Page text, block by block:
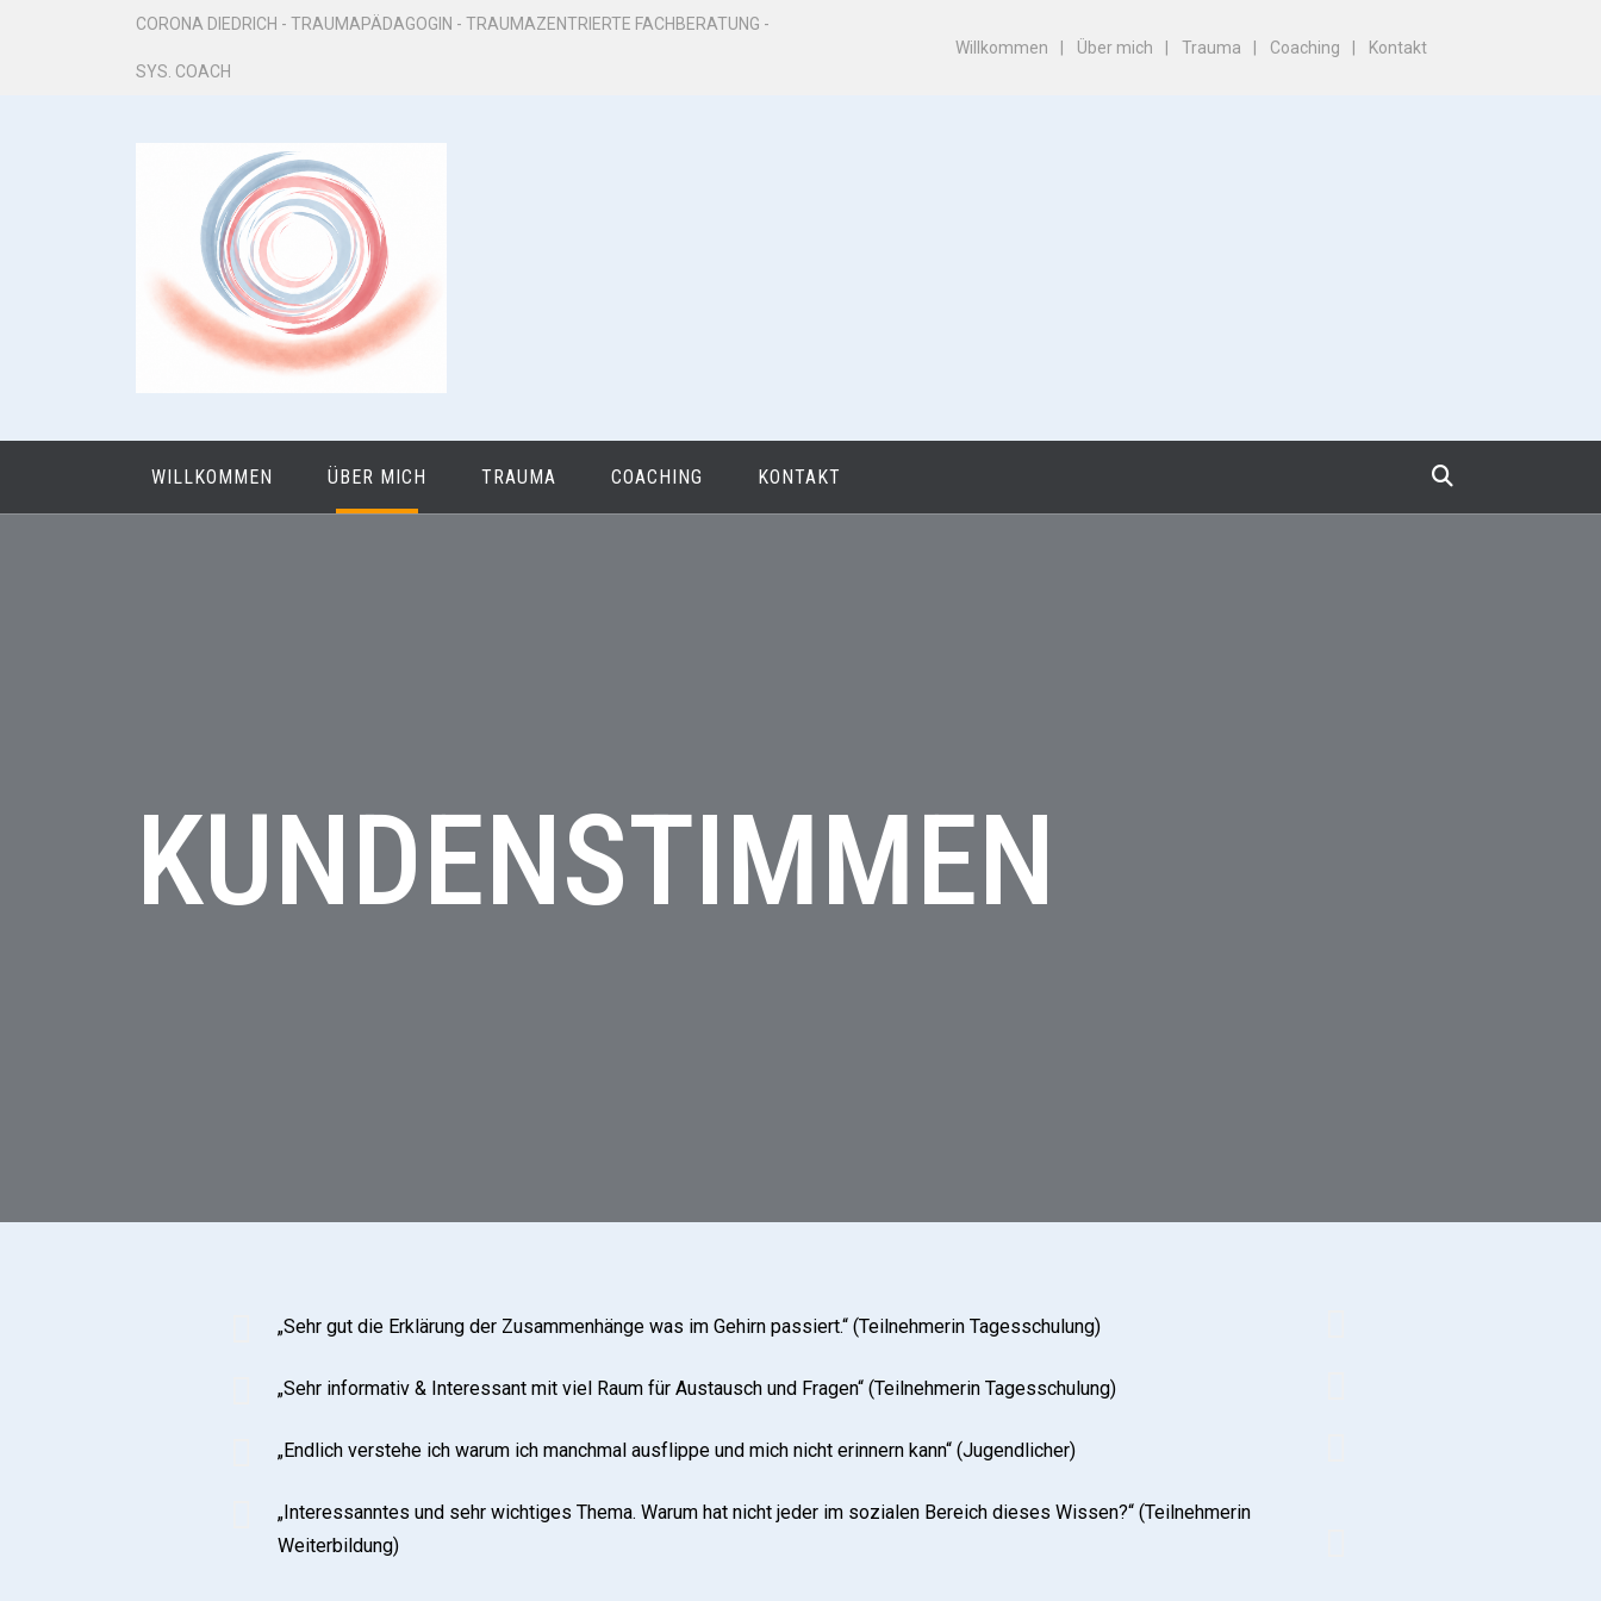
CORONA DIEDRICH - TRAUMAPÄDAGOGIN - TRAUMAZENTRIERTE FACHBERATUNG -
SYS. COACH
Willkommen Über mich Trauma Coaching Kontakt
WILLKOMMEN ÜBER MICH TRAUMA COACHING KONTAKT
KUNDENSTIMMEN
„Sehr gut die Erklärung der Zusammenhänge was im Gehirn passiert.“ (Teilnehmerin Tagesschulung)
„Sehr informativ & Interessant mit viel Raum für Austausch und Fragen“ (Teilnehmerin Tagesschulung)
„Endlich verstehe ich warum ich manchmal ausflippe und mich nicht erinnern kann“ (Jugendlicher)
„Interessanntes und sehr wichtiges Thema. Warum hat nicht jeder im sozialen Bereich dieses Wissen?“ (Teilnehmerin
Weiterbildung)